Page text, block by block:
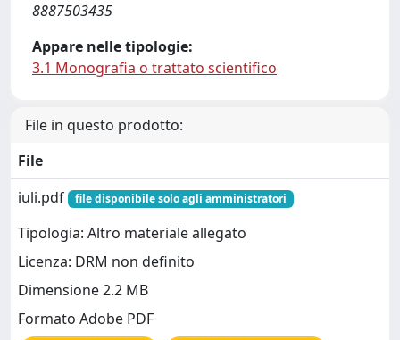
8887503435
Appare nelle tipologie:
3.1 Monografia o trattato scientifico
File in questo prodotto:
File
iuli.pdf
file disponibile solo agli amministratori
Tipologia: Altro materiale allegato
Licenza: DRM non definito
Dimensione 2.2 MB
Formato Adobe PDF